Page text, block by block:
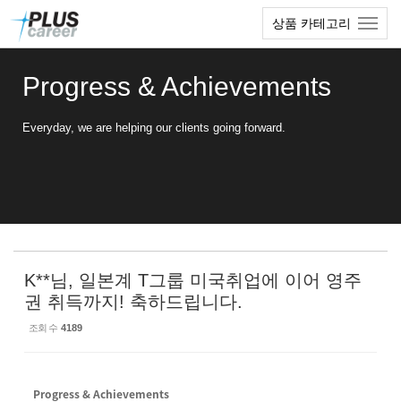
상품 카테고리
Progress & Achievements
Everyday, we are helping our clients going forward.
K**님, 일본계 T그룹 미국취업에 이어 영주
권 취득까지! 축하드립니다.
조회 수 4189
Progress & Achievements